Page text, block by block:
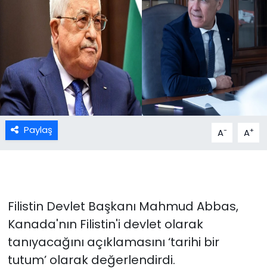
Paylaş A- A+
Filistin Devlet Başkanı Mahmud Abbas,
Kanada'nın Filistin'i devlet olarak
tanıyacağını açıklamasını ‘tarihi bir
tutum’ olarak değerlendirdi.